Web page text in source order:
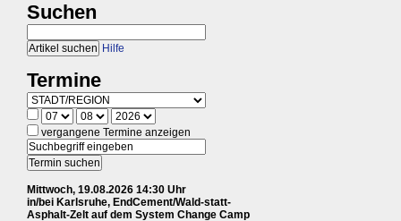
Suchen
Hilfe
Termine
vergangene Termine anzeigen
Mittwoch, 19.08.2026 14:30 Uhr
in/bei Karlsruhe, EndCement/Wald-statt-
Asphalt-Zelt auf dem System Change Camp